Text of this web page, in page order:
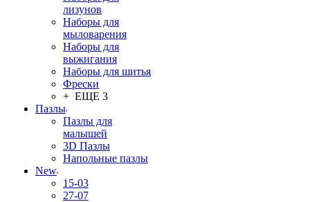
лизунов
Наборы для
мыловарения
Наборы для
выжигания
Наборы для шитья
Фрески
+ ЕЩЕ 3
Пазлы
Пазлы для
малышей
3D Пазлы
Напольные пазлы
New
15-03
27-07